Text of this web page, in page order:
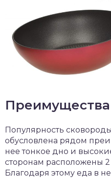
Популярность
обусловлена рядом
нее тонкое дно и
сторонам расположены
Благодаря этому еда в